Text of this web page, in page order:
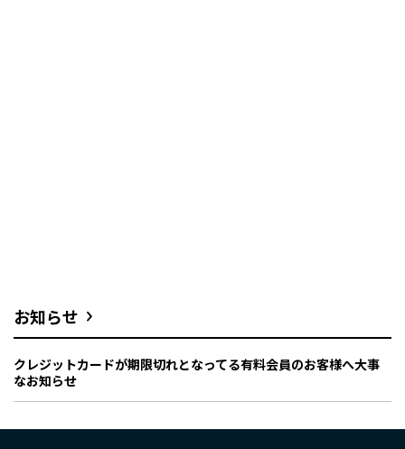
お知らせ
クレジットカードが期限切れとなってる有料会員のお客様へ大事
なお知らせ